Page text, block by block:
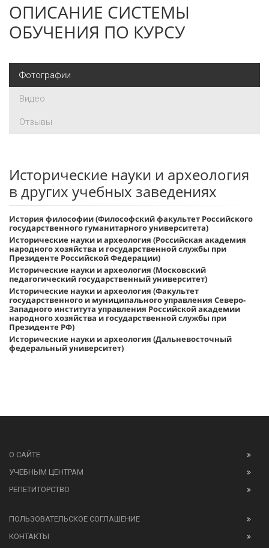
ОПИСАНИЕ СИСТЕМЫ
ОБУЧЕНИЯ ПО КУРСУ
Фотографии
Видео
Отзывы
Исторические науки и археология
в других учебных заведениях
История философии (Философский факультет Российского
государственного гуманитарного университета)
Исторические науки и археология (Российская академия
народного хозяйства и государственной службы при
Президенте Российской Федерации)
Исторические науки и археология (Московский
педагогический государственный университет)
Исторические науки и археология (Факультет
государственного и муниципального управления Северо-
Западного института управления Российской академии
народного хозяйства и государственной службы при
Президенте РФ)
Исторические науки и археология (Дальневосточный
федеральный университет)
О САЙТЕ
УЧЕБНЫМ ЦЕНТРАМ
РЕПЕТИТОРСТВО
ПОЛЬЗОВАТЕЛЬСКОЕ СОГЛАШЕНИЕ
КОНТАКТЫ